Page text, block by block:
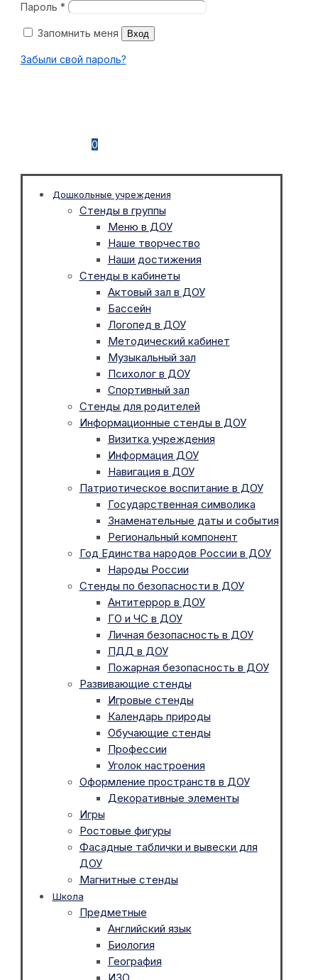
Пароль *
Запомнить меня Вход
Забыли свой пароль?
0
Дошкольные учреждения
Стенды в группы
Меню в ДОУ
Наше творчество
Наши достижения
Стенды в кабинеты
Актовый зал в ДОУ
Бассейн
Логопед в ДОУ
Методический кабинет
Музыкальный зал
Психолог в ДОУ
Спортивный зал
Стенды для родителей
Информационные стенды в ДОУ
Визитка учреждения
Информация ДОУ
Навигация в ДОУ
Патриотическое воспитание в ДОУ
Государственная символика
Знаменательные даты и события
Региональный компонент
Год Единства народов России в ДОУ
Народы России
Стенды по безопасности в ДОУ
Антитеррор в ДОУ
ГО и ЧС в ДОУ
Личная безопасность в ДОУ
ПДД в ДОУ
Пожарная безопасность в ДОУ
Развивающие стенды
Игровые стенды
Календарь природы
Обучающие стенды
Профессии
Уголок настроения
Оформление пространств в ДОУ
Декоративные элементы
Игры
Ростовые фигуры
Фасадные таблички и вывески для
ДОУ
Магнитные стенды
Школа
Предметные
Английский язык
Биология
География